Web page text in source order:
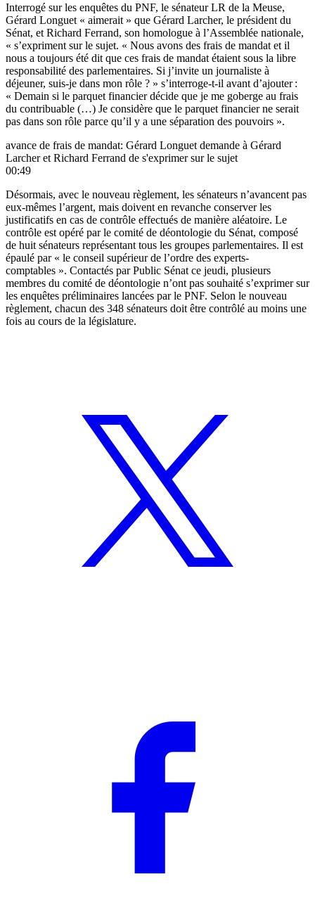
Interrogé sur les enquêtes du PNF, le sénateur LR de la Meuse,
Gérard Longuet « aimerait » que Gérard Larcher, le président du
Sénat, et Richard Ferrand, son homologue à l’Assemblée nationale,
« s’expriment sur le sujet. « Nous avons des frais de mandat et il
nous a toujours été dit que ces frais de mandat étaient sous la libre
responsabilité des parlementaires. Si j’invite un journaliste à
déjeuner, suis-je dans mon rôle ? » s’interroge-t-il avant d’ajouter :
« Demain si le parquet financier décide que je me goberge au frais
du contribuable (…) Je considère que le parquet financier ne serait
pas dans son rôle parce qu’il y a une séparation des pouvoirs ».
avance de frais de mandat: Gérard Longuet demande à Gérard
Larcher et Richard Ferrand de s'exprimer sur le sujet
00:49
Désormais, avec le nouveau règlement, les sénateurs n’avancent pas
eux-mêmes l’argent, mais doivent en revanche conserver les
justificatifs en cas de contrôle effectués de manière aléatoire. Le
contrôle est opéré par le comité de déontologie du Sénat, composé
de huit sénateurs représentant tous les groupes parlementaires. Il est
épaulé par « le conseil supérieur de l’ordre des experts-
comptables ». Contactés par Public Sénat ce jeudi, plusieurs
membres du comité de déontologie n’ont pas souhaité s’exprimer sur
les enquêtes préliminaires lancées par le PNF. Selon le nouveau
règlement, chacun des 348 sénateurs doit être contrôlé au moins une
fois au cours de la législature.